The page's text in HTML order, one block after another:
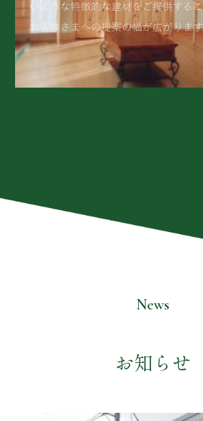
いような特徴的な建材をご提供するこ
お客様さまへの提案の幅が広がります
News
お知らせ